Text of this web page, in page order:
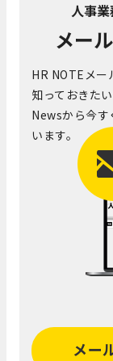
人事業
メー
HR NOTEメー
知っておきた
Newsから今す
います。
メー